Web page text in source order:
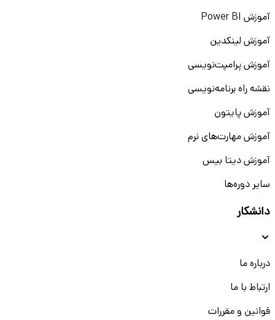
آموزش Power BI
آموزش لینکدین
آموزش پرامپت‌نویسی
نقشه راه برنامه‌نویسی
آموزش پایتون
آموزش مهارت‌های نرم
آموزش دیتا بیس
سایر دوره‌ها
دانشکار
درباره ما
ارتباط با ما
قوانین و مقررات